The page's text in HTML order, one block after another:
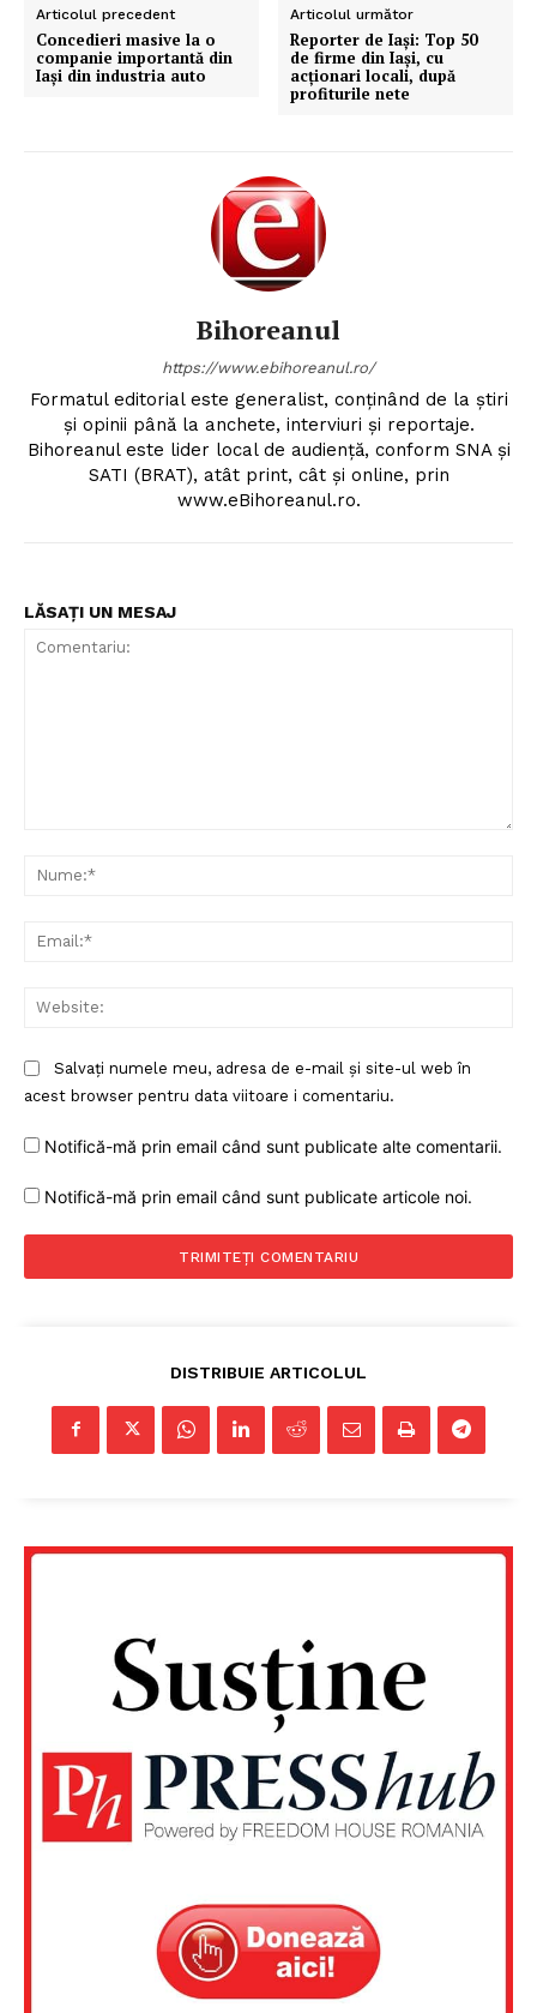
Articolul precedent
Concedieri masive la o
companie importantă din
Iași din industria auto
Articolul următor
Reporter de Iași: Top 50
de firme din Iași, cu
acționari locali, după
profiturile nete
Bihoreanul
https://www.ebihoreanul.ro/
Formatul editorial este generalist, conţinând de la ştiri
şi opinii până la anchete, interviuri şi reportaje.
Bihoreanul este lider local de audienţă, conform SNA şi
SATI (BRAT), atât print, cât şi online, prin
www.eBihoreanul.ro.
LĂSAȚI UN MESAJ
Salvați numele meu, adresa de e-mail și site-ul web în
acest browser pentru data viitoare i comentariu.
Notifică-mă prin email când sunt publicate alte comentarii.
Notifică-mă prin email când sunt publicate articole noi.
DISTRIBUIE ARTICOLUL